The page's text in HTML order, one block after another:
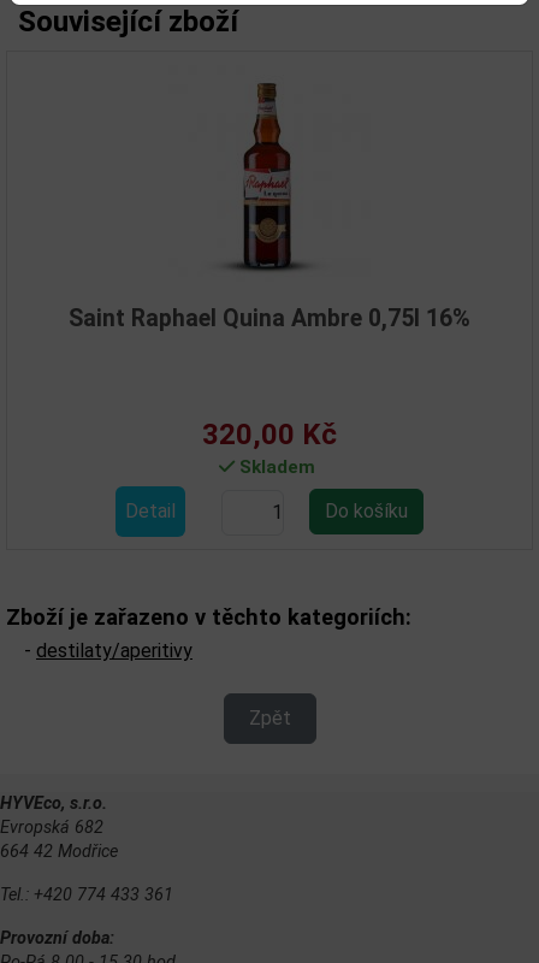
Související zboží
Saint Raphael Quina Ambre 0,75l 16%
320,00 Kč
Skladem
Detail
Zboží je zařazeno v těchto kategoriích:
- destilaty/aperitivy
Zpět
HYVEco, s.r.o.
Evropská 682
664 42 Modřice
Tel.: +420 774 433 361
Provozní doba: